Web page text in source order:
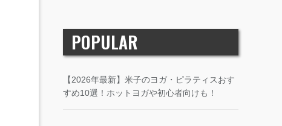
POPULAR
【2026年最新】米子のヨガ・ピラティスおす
すめ10選！ホットヨガや初心者向けも！